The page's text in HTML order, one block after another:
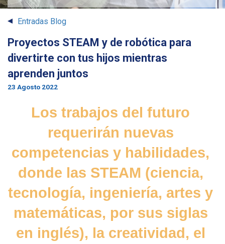
Entradas Blog
Proyectos STEAM y de robótica para
divertirte con tus hijos mientras
aprenden juntos
23 Agosto 2022
Los trabajos del futuro
requerirán nuevas
competencias y habilidades,
donde las STEAM (ciencia,
tecnología, ingeniería, artes y
matemáticas, por sus siglas
en inglés), la creatividad, el